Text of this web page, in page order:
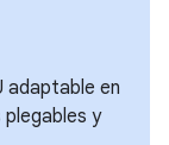
adaptable en
y